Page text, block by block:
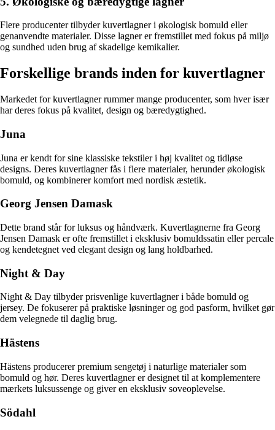
Flere producenter tilbyder kuvertlagner i økologisk bomuld eller
genanvendte materialer. Disse lagner er fremstillet med fokus på miljø
og sundhed uden brug af skadelige kemikalier.
Forskellige brands inden for kuvertlagner
Markedet for kuvertlagner rummer mange producenter, som hver især
har deres fokus på kvalitet, design og bæredygtighed.
Juna
Juna er kendt for sine klassiske tekstiler i høj kvalitet og tidløse
designs. Deres kuvertlagner fås i flere materialer, herunder økologisk
bomuld, og kombinerer komfort med nordisk æstetik.
Georg Jensen Damask
Dette brand står for luksus og håndværk. Kuvertlagnerne fra Georg
Jensen Damask er ofte fremstillet i eksklusiv bomuldssatin eller percale
og kendetegnet ved elegant design og lang holdbarhed.
Night & Day
Night & Day tilbyder prisvenlige kuvertlagner i både bomuld og
jersey. De fokuserer på praktiske løsninger og god pasform, hvilket gør
dem velegnede til daglig brug.
Hästens
Hästens producerer premium sengetøj i naturlige materialer som
bomuld og hør. Deres kuvertlagner er designet til at komplementere
mærkets luksussenge og giver en eksklusiv soveoplevelse.
Södahl